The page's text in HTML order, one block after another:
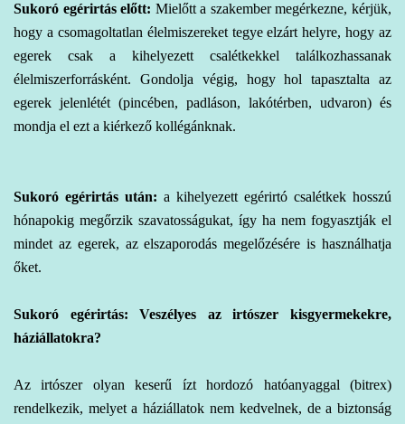
Sukoró egérirtás előtt: Mielőtt a szakember megérkezne, kérjük,
hogy a csomagoltatlan élelmiszereket tegye elzárt helyre, hogy az
egerek csak a kihelyezett csalétkekkel találkozhassanak
élelmiszerforrásként. Gondolja végig, hogy hol tapasztalta az
egerek jelenlétét (pincében, padláson, lakótérben, udvaron) és
mondja el ezt a kiérkező kollégánknak.
Sukoró egérirtás után: a kihelyezett egérirtó csalétkek hosszú
hónapokig megőrzik szavatosságukat, így ha nem fogyasztják el
mindet az egerek, az elszaporodás megelőzésére is használhatja
őket.
Sukoró egérirtás: Veszélyes az irtószer kisgyermekekre,
háziállatokra?
Az irtószer olyan keserű ízt hordozó hatóanyaggal (bitrex)
rendelkezik, melyet a háziállatok nem kedvelnek, de a biztonság